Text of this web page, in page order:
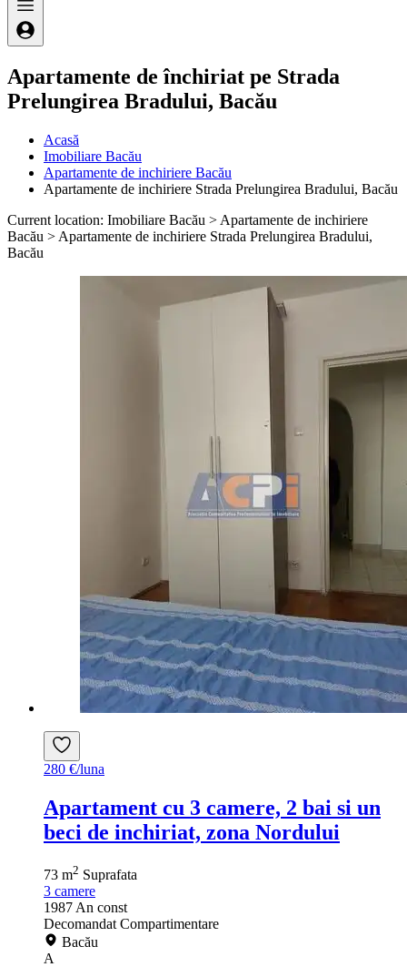
Apartamente de închiriat pe Strada
Prelungirea Bradului, Bacău
Acasă
Imobiliare Bacău
Apartamente de inchiriere Bacău
Apartamente de inchiriere Strada Prelungirea Bradului, Bacău
Current location: Imobiliare Bacău > Apartamente de inchiriere
Bacău > Apartamente de inchiriere Strada Prelungirea Bradului,
Bacău
280 €/luna
Apartament cu 3 camere, 2 bai si un
beci de inchiriat, zona Nordului
73 m2 Suprafata
3 camere
1987 An const
Decomandat Compartimentare
Bacău
A